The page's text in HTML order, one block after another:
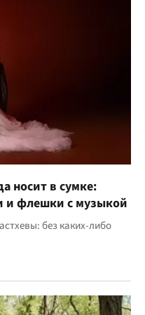
носит в сумке:
и флешки с музыкой
без каких-либо